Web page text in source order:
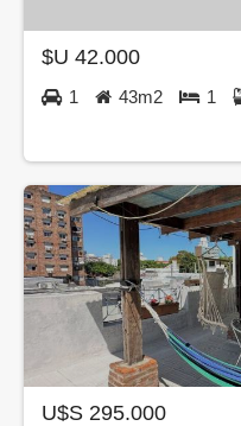
$U 42.000
1 43m2 1
U$S 295.000